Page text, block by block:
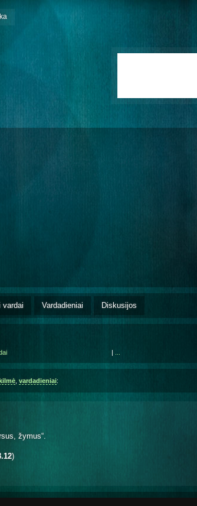
vardai Vardadieniai Diskusijos
|
vardadieniai:
žymus“.
)